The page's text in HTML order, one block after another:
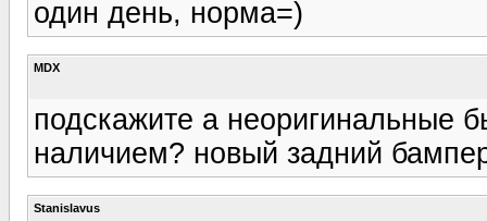
один день, норма=)
MDX
подскажите а неоригинальные
наличием? новый задний
Stanislavus